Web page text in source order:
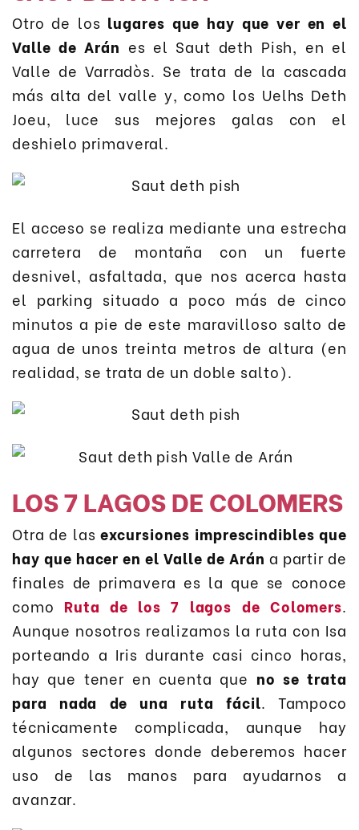
Otro de los lugares que hay que ver en el
Valle de Arán es el Saut deth Pish, en el
Valle de Varradòs. Se trata de la cascada
más alta del valle y, como los Uelhs Deth
Joeu, luce sus mejores galas con el
deshielo primaveral.
El acceso se realiza mediante una estrecha
carretera de montaña con un fuerte
desnivel, asfaltada, que nos acerca hasta
el parking situado a poco más de cinco
minutos a pie de este maravilloso salto de
agua de unos treinta metros de altura (en
realidad, se trata de un doble salto).
LOS 7 LAGOS DE COLOMERS
Otra de lasexcursiones imprescindibles que
hay que hacer en el Valle de Arán a partir de
finales de primavera es la que se conoce
como Ruta de los 7 lagos de Colomers.
Aunque nosotros realizamos la ruta con Isa
porteando a Iris durante casi cinco horas,
hay que tener en cuenta que no se trata
para nada de una ruta fácil. Tampoco
técnicamente complicada, aunque hay
algunos sectores donde deberemos hacer
uso de las manos para ayudarnos a
avanzar.